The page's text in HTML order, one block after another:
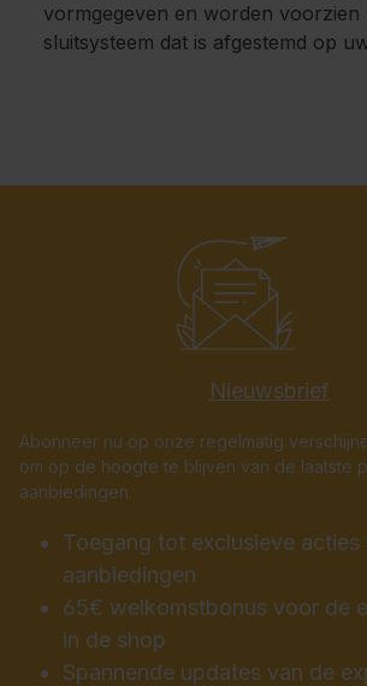
vormgegeven en worden voorzien
sluitsysteem dat is afgestemd op
Nieuwsbrief
Abonneer nu op onze regelmatig
om op de hoogte te blijven van de laatste
aanbiedingen.
Toegang tot exclusieve acties
aanbiedingen
65€ welkomstbonus voor de
in de shop
Spannende updates van de